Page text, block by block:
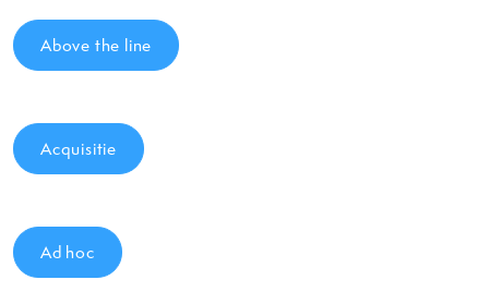
Above the line
Acquisitie
Ad hoc